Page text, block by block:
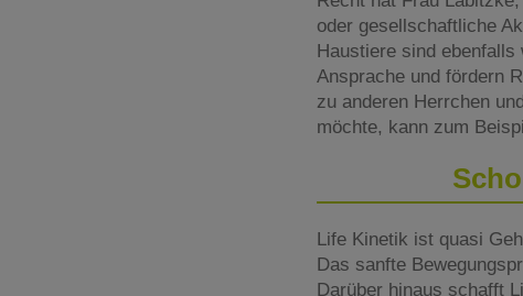
oder gesellschaftliche
Haustiere sind ebenfalls
Ansprache und fördern
zu anderen Herrchen
möchte, kann zum
Life Kinetik ist quasi
Das sanfte
Darüber hinaus schafft